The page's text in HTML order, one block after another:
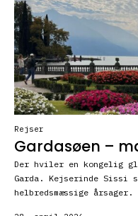
Rejser
Gardasøen –
Der hviler en kongelig
Garda. Kejserinde
helbredsmæssige